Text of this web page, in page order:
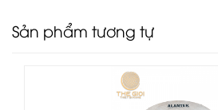
Sản phẩm tương tự